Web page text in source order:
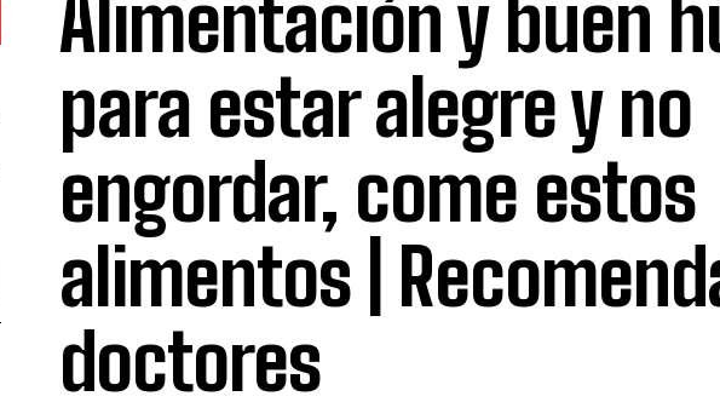
Alimentación y buen
para estar alegre y no
engordar, come estos
alimentos |
doctores